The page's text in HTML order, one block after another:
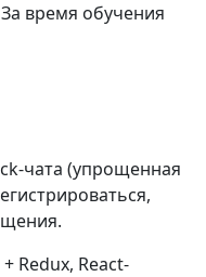
время обучения
чата (упрощенная
Redux, React-